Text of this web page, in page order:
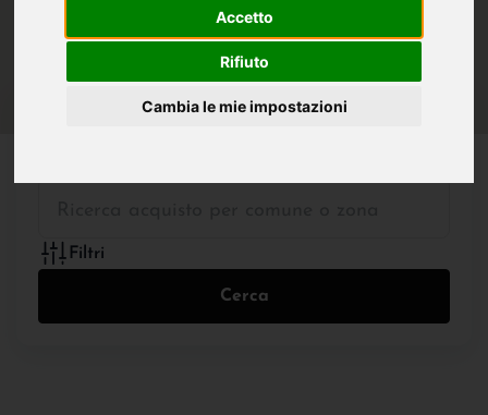
Accetto
Rifiuto
Cambia le mie impostazioni
Filtri
Cerca